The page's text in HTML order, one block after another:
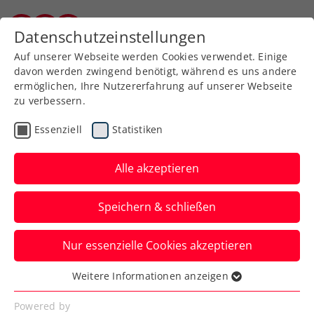
Zurück zur Newsübersicht
Turniere
ITF Kottingbrunn:
Schwärzler mit erst 17
Jahren zum ersten
Herren-Doppeltitel
Der ÖTV-Jungstar gewinnt das Doppel-
Finalduell gegen Landsmann David
Pichler.
Datenschutzeinstellungen
Auf unserer Webseite werden Cookies verwendet. Einige
davon werden zwingend benötigt, während es uns andere
ermöglichen, Ihre Nutzererfahrung auf unserer Webseite
zu verbessern.
Essenziell Statistiken
Alle akzeptieren
Speichern & schließen
Nur essenzielle Cookies akzeptieren
Essenziell
Essenzielle Cookies werden für grundlegende
Weitere Informationen anzeigen
Powered by